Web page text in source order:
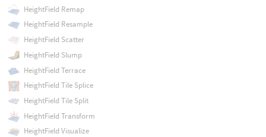
HeightField Remap
HeightField Resample
HeightField Scatter
HeightField Slump
HeightField Terrace
HeightField Tile Splice
HeightField Tile Split
HeightField Transform
HeightField Visualize